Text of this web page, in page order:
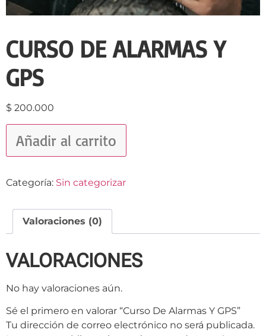
CURSO DE ALARMAS Y
GPS
$ 200.000
Añadir al carrito
Categoría: Sin categorizar
Valoraciones (0)
VALORACIONES
No hay valoraciones aún.
Sé el primero en valorar “Curso De Alarmas Y GPS”
Tu dirección de correo electrónico no será publicada.